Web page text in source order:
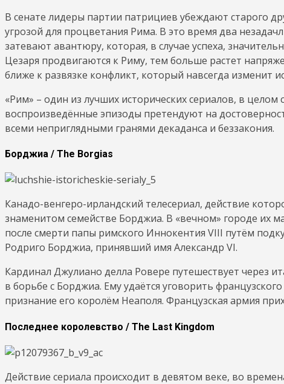
В сенате лидеры партии патрициев убеждают старого
угрозой для процветания Рима. В это время два
затевают авантюру, которая, в случае успеха,
Цезаря продвигаются к Риму, тем больше растет
ближе к развязке конфликт, который навсегда изменит
«Рим» – один из лучших исторических сериалов, в
воспроизведённые эпизоды претендуют на
всеми неприглядными гранями декаданса и беззакония.
Борджиа / The Borgias
Канадо-венгеро-ирландский телесериал, действие
знаменитом семействе Борджиа. В «вечном» городе их
после смерти папы римского Иннокентия VIII путём
Родриго Борджиа, принявший имя Александр VI.
Кардинал Джулиано делла Ровере путешествует через
в борьбе с Борджиа. Ему удаётся уговорить
признание его королём Неаполя. Французская армия
Последнее королевство / The Last Kingdom
Действие сериала происходит в девятом веке, во